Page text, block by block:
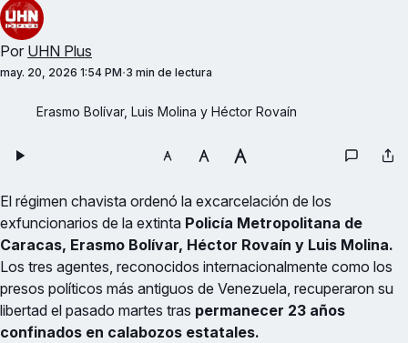
Por UHN Plus
may. 20, 2026 1:54 PM 3 min de lectura
Erasmo Bolívar, Luis Molina y Héctor Rovaín
El régimen chavista ordenó la excarcelación de los
exfuncionarios de la extinta Policía Metropolitana de
Caracas, Erasmo Bolívar, Héctor Rovaín y Luis Molina.
Los tres agentes, reconocidos internacionalmente como los
presos políticos más antiguos de Venezuela, recuperaron su
libertad el pasado martes tras permanecer 23 años
confinados en calabozos estatales.